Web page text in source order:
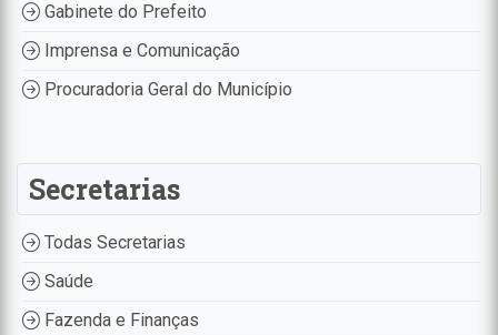
Gabinete do Prefeito
Imprensa e Comunicação
Procuradoria Geral do Município
Secretarias
Todas Secretarias
Saúde
Fazenda e Finanças